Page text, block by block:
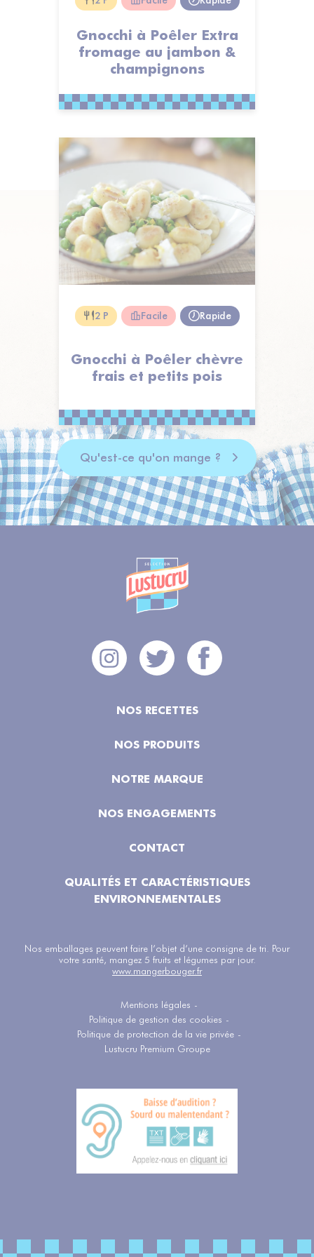
Gnocchi à Poêler Extra
fromage au jambon &
champignons
2 P Facile Rapide
Gnocchi à Poêler chèvre
frais et petits pois
Qu'est-ce qu'on mange ?
NOS RECETTES
NOS PRODUITS
NOTRE MARQUE
NOS ENGAGEMENTS
CONTACT
QUALITÉS ET CARACTÉRISTIQUES
ENVIRONNEMENTALES
Nos emballages peuvent faire l’objet d’une consigne de tri. Pour
votre santé, mangez 5 fruits et légumes par jour.
www.mangerbouger.fr
Mentions légales -
Politique de gestion des cookies -
Politique de protection de la vie privée -
Lustucru Premium Groupe